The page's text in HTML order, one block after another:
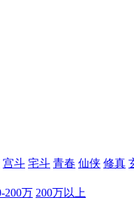
宫斗 宅斗 青春 仙侠 修真
200万 200万以上